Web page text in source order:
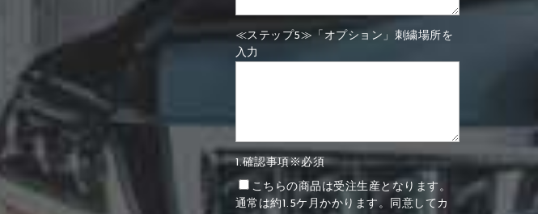
≪ステップ5≫「オプション」刺繍場所を
入力
1.確認事項※必須
こちらの商品は受注生産となります。
通常は約1.5ケ月かかります。同意してカ